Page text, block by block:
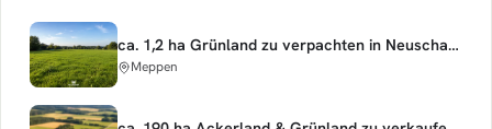
ca. 1,2 ha Grünland zu verpachten in Neuscharrel
Meppen